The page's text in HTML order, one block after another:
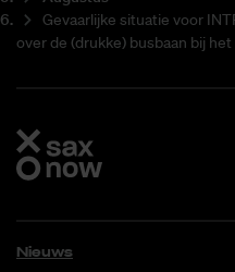
Gevaarlijke situatie voor
over de (drukke) busbaan bij
Nieuws